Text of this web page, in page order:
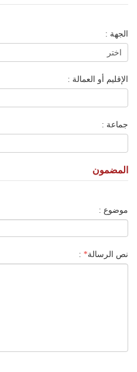
الجهة :
الإقليم أو العمالة :
جماعة :
المضمون
موضوع :
نص الرسالة*
: